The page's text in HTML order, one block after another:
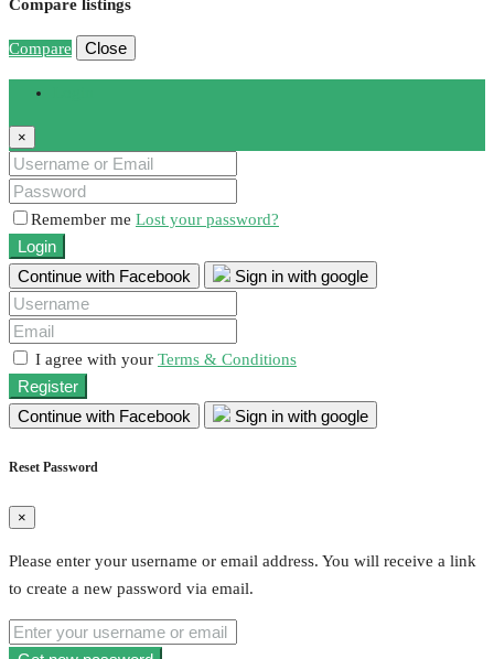
Compare listings
Compare Close
×
Remember me Lost your password?
Login
Continue with Facebook
Sign in with google
I agree with your Terms & Conditions
Register
Continue with Facebook
Sign in with google
Reset Password
×
Please enter your username or email address. You will receive a link
to create a new password via email.